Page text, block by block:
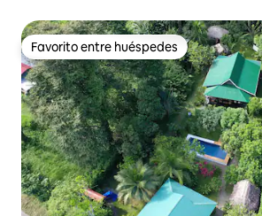
Favorito entre huéspedes
Favorito entre huéspedes